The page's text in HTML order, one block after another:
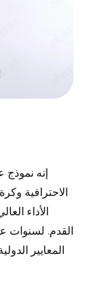
إنه
الاحترافية
الأداء
القدم. لسنوات
المعايير